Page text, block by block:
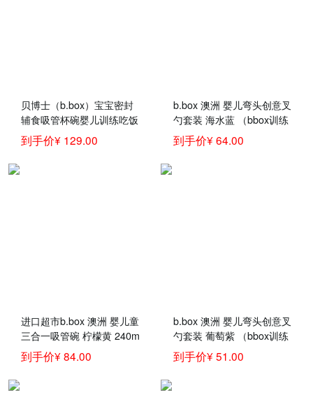
贝博士（b.box）宝宝密封
辅食吸管杯碗婴儿训练吃饭
喝汤叉勺子保温碗套装零食
碗澳洲bbox儿童餐具 蓝绿
到手价¥ 129.00
b.box 澳洲 婴儿弯头创意叉
勺套装 海水蓝 （bbox训练
勺 宝宝儿童餐具叉子勺
子）
到手价¥ 64.00
进口超市b.box 澳洲 婴儿童
三合一吸管碗 柠檬黄 240m
l （bbox辅食吸食宝宝零食
碗）
到手价¥ 84.00
b.box 澳洲 婴儿弯头创意叉
勺套装 葡萄紫 （bbox训练
勺 宝宝儿童餐具叉子勺
子）
到手价¥ 51.00